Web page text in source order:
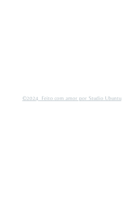
©2024 Feito com amor por Studio Ubuntu